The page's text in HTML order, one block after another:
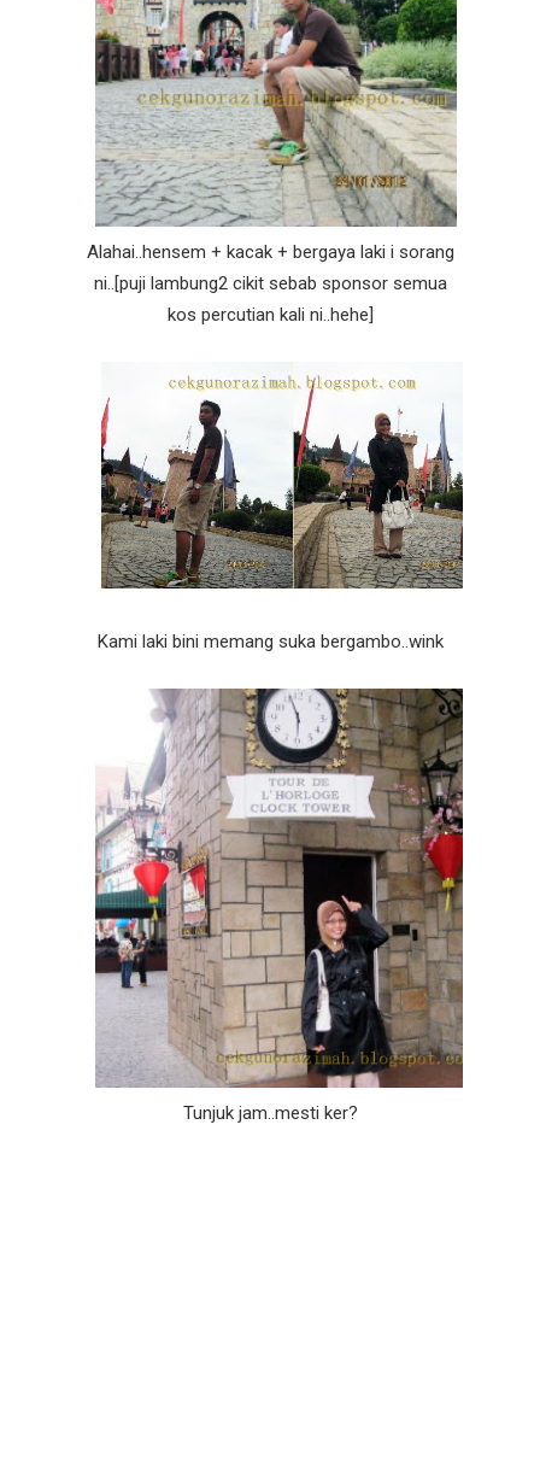
Alahai..hensem + kacak + bergaya laki i sorang
ni..[puji lambung2 cikit sebab sponsor semua
kos percutian kali ni..hehe]
Kami laki bini memang suka bergambo..wink
Tunjuk jam..mesti ker?